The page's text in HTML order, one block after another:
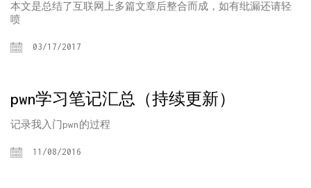
本文是总结了互联网上多篇文章后整合而成，如有纰漏还请轻
喷
03/17/2017
pwn学习笔记汇总（持续更新）
记录我入门pwn的过程
11/08/2016